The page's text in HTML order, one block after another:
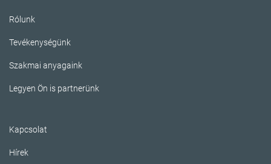
Rólunk
Tevékenységünk
Szakmai anyagaink
Legyen Ön is partnerünk
Kapcsolat
Hírek